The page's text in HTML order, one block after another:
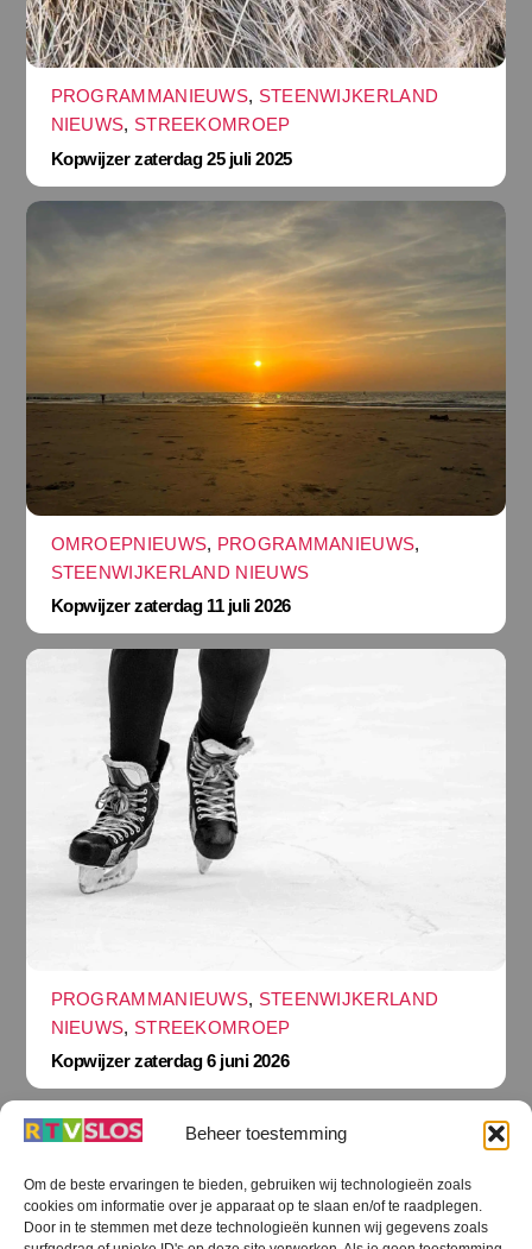
Beheer toestemming
Om de beste ervaringen te bieden, gebruiken wij technologieën zoals
cookies om informatie over je apparaat op te slaan en/of te raadplegen.
Door in te stemmen met deze technologieën kunnen wij gegevens zoals
PROGRAMMANIEUWS, STEENWIJKERLAND
NIEUWS, STREEKOMROEP
Kopwijzer zaterdag 25 juli 2025
OMROEPNIEUWS, PROGRAMMANIEUWS,
STEENWIJKERLAND NIEUWS
Kopwijzer zaterdag 11 juli 2026
PROGRAMMANIEUWS, STEENWIJKERLAND
NIEUWS, STREEKOMROEP
Kopwijzer zaterdag 6 juni 2026
Terug
naar